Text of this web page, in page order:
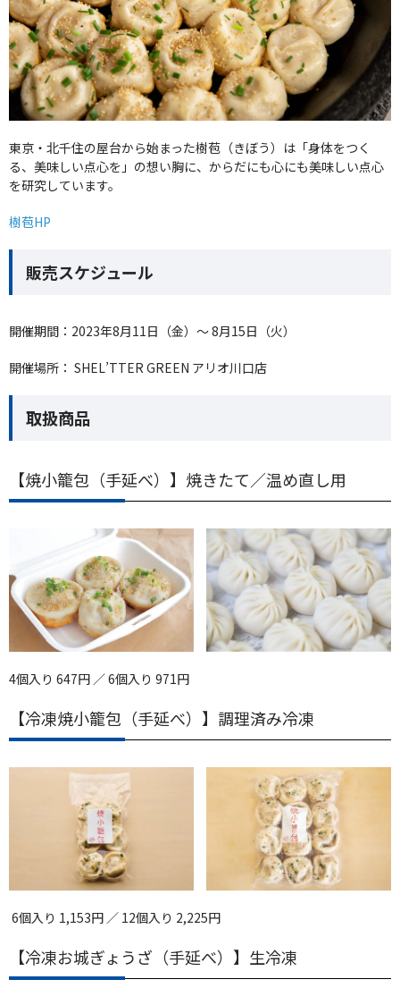
東京・北千住の屋台から始まった樹苞（きぼう）は「身体をつく
る、美味しい点心を」の想い胸に、からだにも心にも美味しい点心
を研究しています。
樹苞HP
販売スケジュール
開催期間：2023年8月11日（金）〜 8月15日（火）
開催場所： SHEL’TTER GREEN アリオ川口店
取扱商品
【焼小籠包（手延べ）】焼きたて／温め直し用
4個入り 647円 ／ 6個入り 971円
【冷凍焼小籠包（手延べ）】調理済み冷凍
6個入り 1,153円 ／ 12個入り 2,225円
【冷凍お城ぎょうざ（手延べ）】生冷凍